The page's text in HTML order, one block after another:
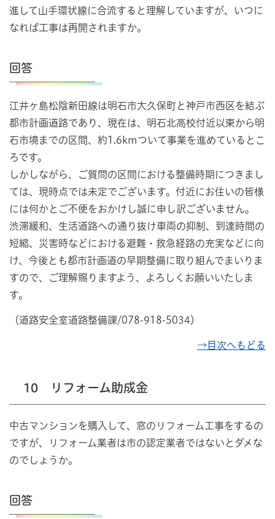
進して山手環状線に合流すると理解していますが、いつに
なれば工事は再開されますか。
回答
江井ヶ島松陰新田線は明石市大久保町と神戸市西区を結ぶ
都市計画道路であり、現在は、明石北高校付近以東から明
石市境までの区間、約1.6kmついて事業を進めているとこ
ろです。
しかしながら、ご質問の区間における整備時期につきまし
ては、現時点では未定でございます。付近にお住いの皆様
には何かとご不便をおかけし誠に申し訳ございません。
渋滞緩和、生活道路への通り抜け車両の抑制、到達時間の
短縮、災害時などにおける避難・救急経路の充実などに向
け、今後とも都市計画道の早期整備に取り組んでまいりま
すので、ご理解賜りますよう、よろしくお願いいたしま
す。
（道路安全室道路整備課/078-918-5034）
→目次へもどる
10 リフォーム助成金
中古マンションを購入して、窓のリフォーム工事をするの
ですが、リフォーム業者は市の認定業者ではないとダメな
のでしょうか。
回答